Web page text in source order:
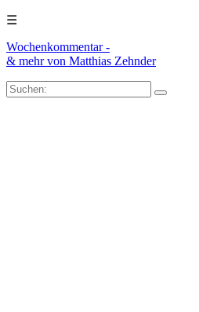
☰
Wochenkommentar -
& mehrvon Matthias Zehnder